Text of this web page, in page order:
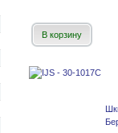
В корзину